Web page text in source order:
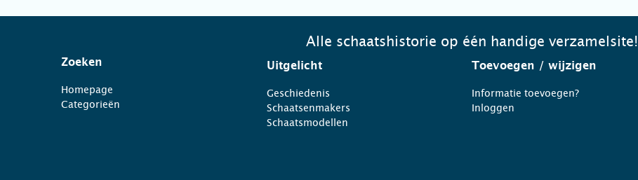
Alle schaatshistorie op één handige verzamelsite!
Zoeken
Homepage
Categorieën
Uitgelicht
Geschiedenis
Schaatsenmakers
Schaatsmodellen
Toevoegen / wijzigen
Informatie toevoegen?
Inloggen